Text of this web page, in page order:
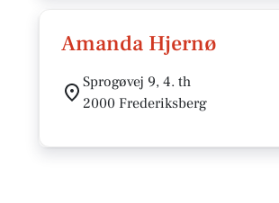
Amanda Hjernø
Sprogøvej 9, 4. th
2000 Frederiksberg